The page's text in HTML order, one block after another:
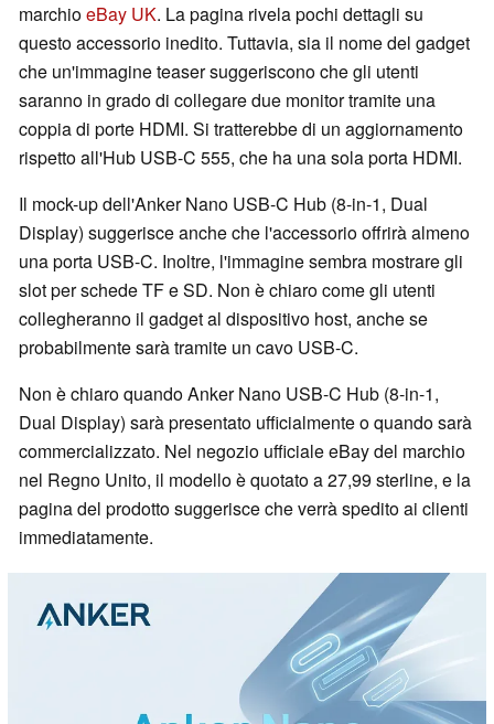
marchioeBay UK. La pagina rivela pochi dettagli su
questo accessorio inedito. Tuttavia, sia il nome del gadget
che un'immagine teaser suggeriscono che gli utenti
saranno in grado di collegare due monitor tramite una
coppia di porte HDMI. Si tratterebbe di un aggiornamento
rispetto all'Hub USB-C 555, che ha una sola porta HDMI.
Il mock-up dell'Anker Nano USB-C Hub (8-in-1, Dual
Display) suggerisce anche che l'accessorio offrirà almeno
una porta USB-C. Inoltre, l'immagine sembra mostrare gli
slot per schede TF e SD. Non è chiaro come gli utenti
collegheranno il gadget al dispositivo host, anche se
probabilmente sarà tramite un cavo USB-C.
Non è chiaro quando Anker Nano USB-C Hub (8-in-1,
Dual Display) sarà presentato ufficialmente o quando sarà
commercializzato. Nel negozio ufficiale eBay del marchio
nel Regno Unito, il modello è quotato a 27,99 sterline, e la
pagina del prodotto suggerisce che verrà spedito ai clienti
immediatamente.